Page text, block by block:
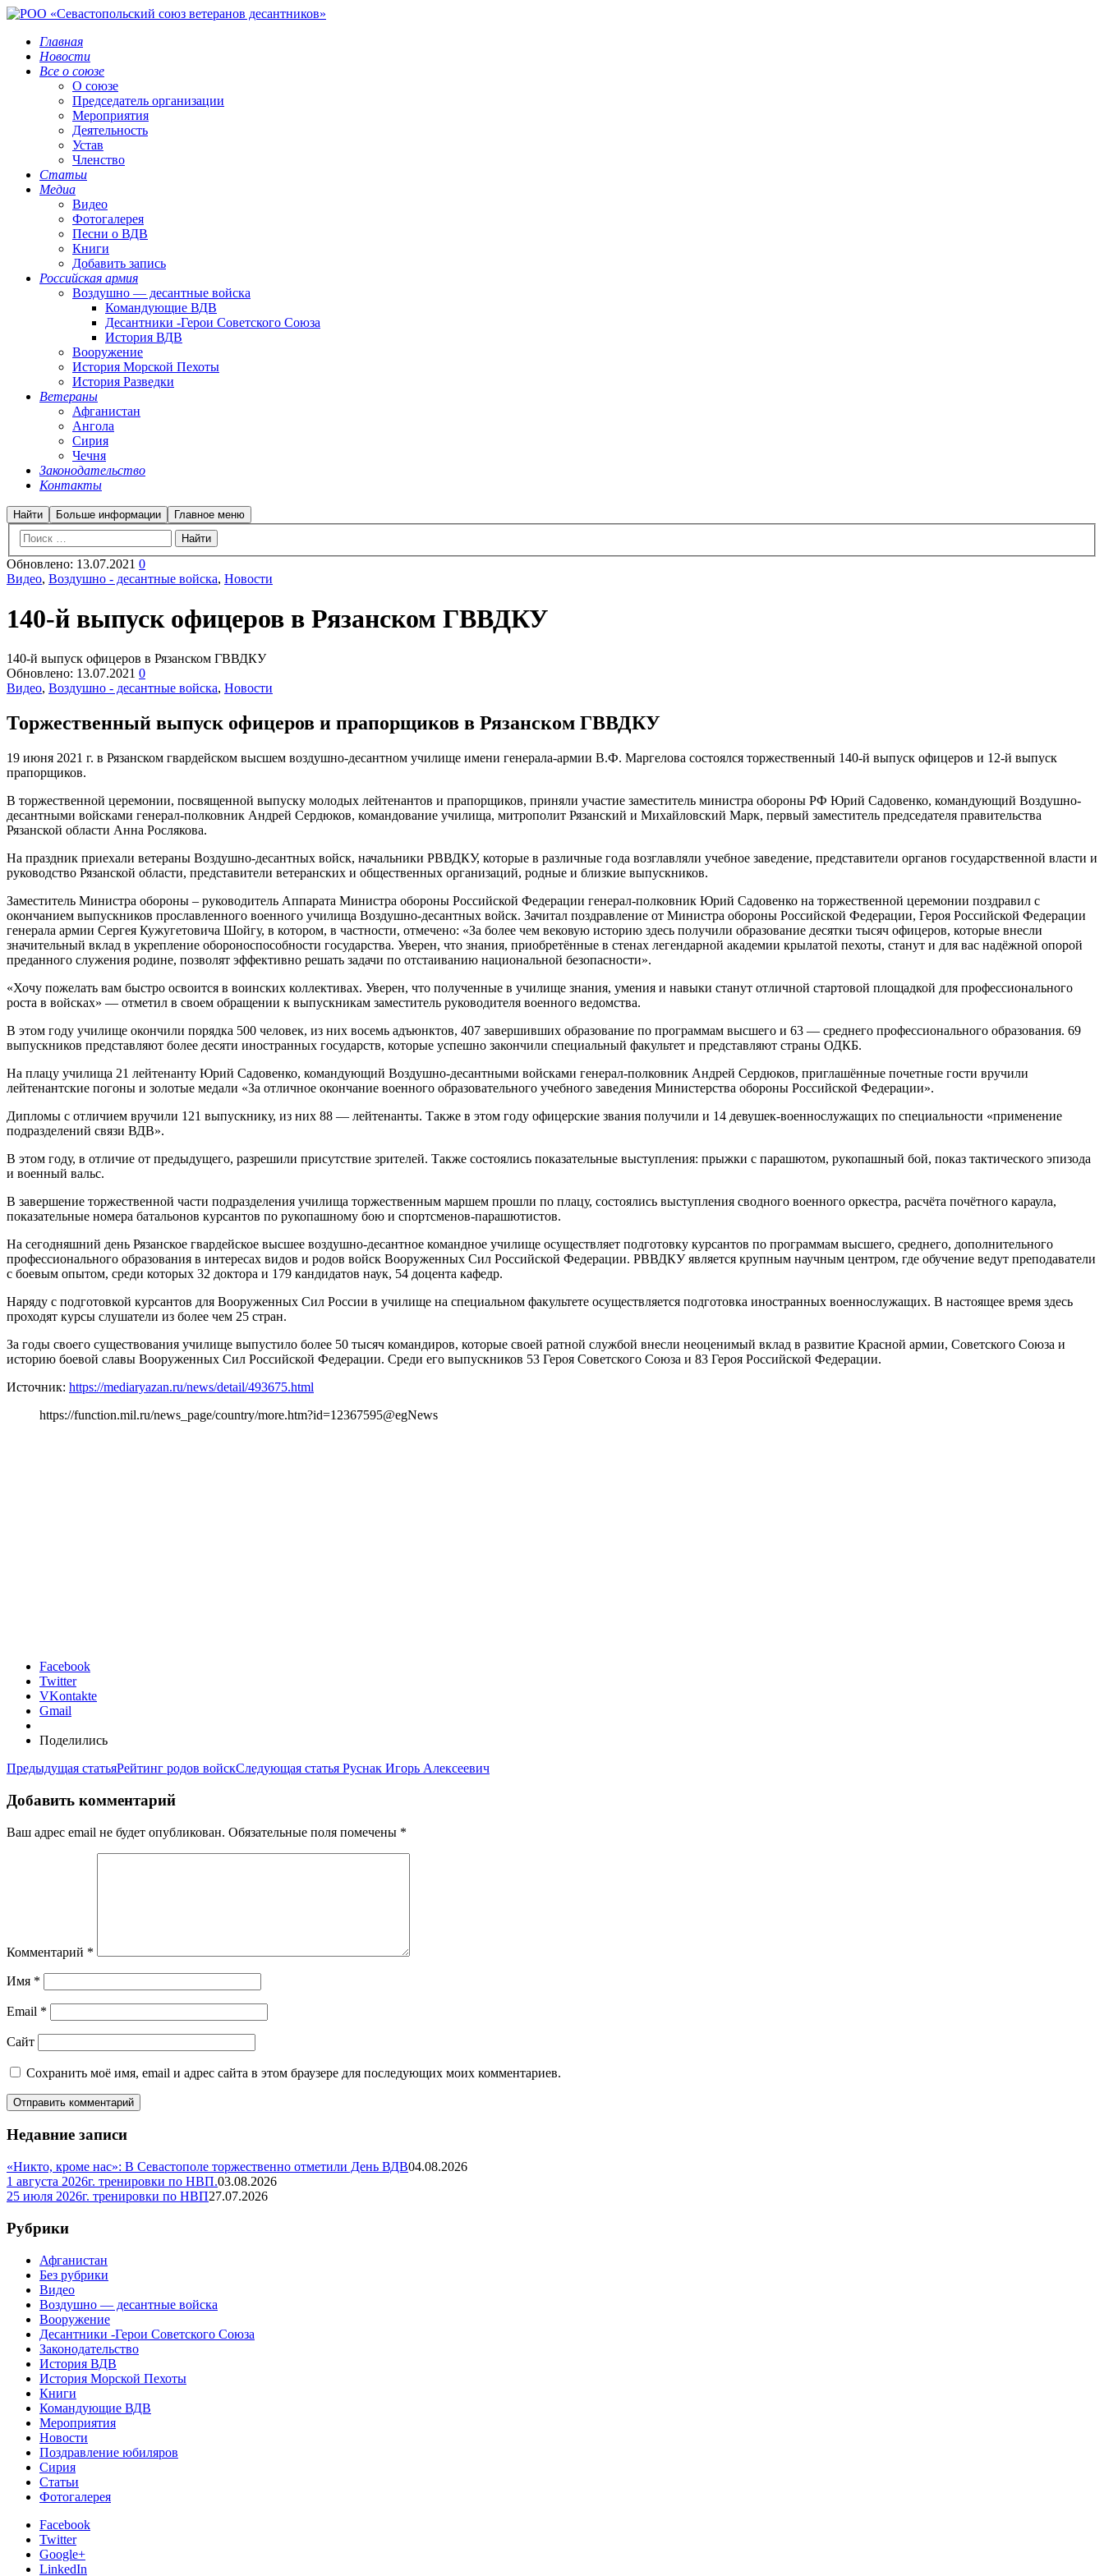
Главная
Новости
Все о союзе
О союзе
Председатель организации
Мероприятия
Деятельность
Устав
Членство
Статьи
Медиа
Видео
Фотогалерея
Песни о ВДВ
Книги
Добавить запись
Российская армия
Воздушно — десантные войска
Командующие ВДВ
Десантники -Герои Советского Союза
История ВДВ
Вооружение
История Морской Пехоты
История Разведки
Ветераны
Афганистан
Ангола
Сирия
Чечня
Законодательство
Контакты
Найти Больше информации Главное меню
Обновлено: 13.07.2021 0
Видео, Воздушно - десантные войска, Новости
140-й выпуск офицеров в Рязанском ГВВДКУ
140-й выпуск офицеров в Рязанском ГВВДКУ
Обновлено: 13.07.2021 0
Видео, Воздушно - десантные войска, Новости
Торжественный выпуск офицеров и прапорщиков в Рязанском ГВВДКУ
19 июня 2021 г. в Рязанском гвардейском высшем воздушно-десантном училище имени генерала-армии В.Ф. Маргелова состоялся торжественный 140-й выпуск офицеров и 12-й выпуск
прапорщиков.
В торжественной церемонии, посвященной выпуску молодых лейтенантов и прапорщиков, приняли участие заместитель министра обороны РФ Юрий Садовенко, командующий Воздушно-
десантными войсками генерал-полковник Андрей Сердюков, командование училища, митрополит Рязанский и Михайловский Марк, первый заместитель председателя правительства
Рязанской области Анна Рослякова.
На праздник приехали ветераны Воздушно-десантных войск, начальники РВВДКУ, которые в различные года возглавляли учебное заведение, представители органов государственной власти и
руководство Рязанской области, представители ветеранских и общественных организаций, родные и близкие выпускников.
Заместитель Министра обороны – руководитель Аппарата Министра обороны Российской Федерации генерал-полковник Юрий Садовенко на торжественной церемонии поздравил с
окончанием выпускников прославленного военного училища Воздушно-десантных войск. Зачитал поздравление от Министра обороны Российской Федерации, Героя Российской Федерации
генерала армии Сергея Кужугетовича Шойгу, в котором, в частности, отмечено: «За более чем вековую историю здесь получили образование десятки тысяч офицеров, которые внесли
значительный вклад в укрепление обороноспособности государства. Уверен, что знания, приобретённые в стенах легендарной академии крылатой пехоты, станут и для вас надёжной опорой
преданного служения родине, позволят эффективно решать задачи по отстаиванию национальной безопасности».
«Хочу пожелать вам быстро освоится в воинских коллективах. Уверен, что полученные в училище знания, умения и навыки станут отличной стартовой площадкой для профессионального
роста в войсках» — отметил в своем обращении к выпускникам заместитель руководителя военного ведомства.
В этом году училище окончили порядка 500 человек, из них восемь адъюнктов, 407 завершивших образование по программам высшего и 63 — среднего профессионального образования. 69
выпускников представляют более десяти иностранных государств, которые успешно закончили специальный факультет и представляют страны ОДКБ.
На плацу училища 21 лейтенанту Юрий Садовенко, командующий Воздушно-десантными войсками генерал-полковник Андрей Сердюков, приглашённые почетные гости вручили
лейтенантские погоны и золотые медали «За отличное окончание военного образовательного учебного заведения Министерства обороны Российской Федерации».
Дипломы с отличием вручили 121 выпускнику, из них 88 — лейтенанты. Также в этом году офицерские звания получили и 14 девушек-военнослужащих по специальности «применение
подразделений связи ВДВ».
В этом году, в отличие от предыдущего, разрешили присутствие зрителей. Также состоялись показательные выступления: прыжки с парашютом, рукопашный бой, показ тактического эпизода
и военный вальс.
В завершение торжественной части подразделения училища торжественным маршем прошли по плацу, состоялись выступления сводного военного оркестра, расчёта почётного караула,
показательные номера батальонов курсантов по рукопашному бою и спортсменов-парашютистов.
На сегодняшний день Рязанское гвардейское высшее воздушно-десантное командное училище осуществляет подготовку курсантов по программам высшего, среднего, дополнительного
профессионального образования в интересах видов и родов войск Вооруженных Сил Российской Федерации. РВВДКУ является крупным научным центром, где обучение ведут преподаватели
с боевым опытом, среди которых 32 доктора и 179 кандидатов наук, 54 доцента кафедр.
Наряду с подготовкой курсантов для Вооруженных Сил России в училище на специальном факультете осуществляется подготовка иностранных военнослужащих. В настоящее время здесь
проходят курсы слушатели из более чем 25 стран.
За годы своего существования училище выпустило более 50 тысяч командиров, которые своей ратной службой внесли неоценимый вклад в развитие Красной армии, Советского Союза и
историю боевой славы Вооруженных Сил Российской Федерации. Среди его выпускников 53 Героя Советского Союза и 83 Героя Российской Федерации.
Источник: https://mediaryazan.ru/news/detail/493675.html
https://function.mil.ru/news_page/country/more.htm?id=12367595@egNews
Facebook
Twitter
VKontakte
Gmail
Поделились
Предыдущая статьяРейтинг родов войскСледующая статья Руснак Игорь Алексеевич
Добавить комментарий
Ваш адрес email не будет опубликован. Обязательные поля помечены *
Комментарий *
Имя *
Email *
Сайт
Сохранить моё имя, email и адрес сайта в этом браузере для последующих моих комментариев.
Недавние записи
«Никто, кроме нас»: В Севастополе торжественно отметили День ВДВ04.08.2026
1 августа 2026г. тренировки по НВП.03.08.2026
25 июля 2026г. тренировки по НВП27.07.2026
Рубрики
Афганистан
Без рубрики
Видео
Воздушно — десантные войска
Вооружение
Десантники -Герои Советского Союза
Законодательство
История ВДВ
История Морской Пехоты
Книги
Командующие ВДВ
Мероприятия
Новости
Поздравление юбиляров
Сирия
Статьи
Фотогалерея
Facebook
Twitter
Google+
LinkedIn